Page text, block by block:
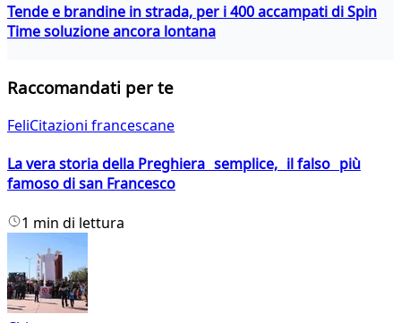
Tende e brandine in strada, per i 400 accampati di Spin
Time soluzione ancora lontana
Raccomandati per te
FeliCitazioni francescane
La vera storia della Preghiera semplice, il falso più
famoso di san Francesco
1 min di lettura